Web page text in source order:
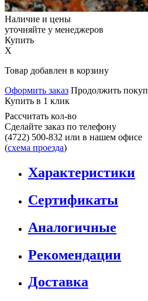
Наличие и цены
уточняйте у менеджеров
Купить
X
Товар добавлен в корзину
Оформить заказ Продолжить
Купить в 1 клик
Рассчитать кол-во
Сделайте заказ по телефону
(4722) 500-832 или в нашем офисе
(схема проезда)
Характеристики
Сертификаты
Аналогичные
Рекомендации
Доставка